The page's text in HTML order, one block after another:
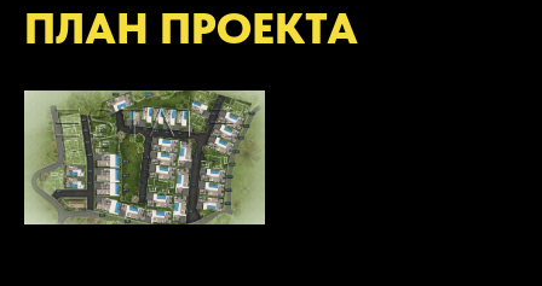
ПЛАН ПРОЕКТА